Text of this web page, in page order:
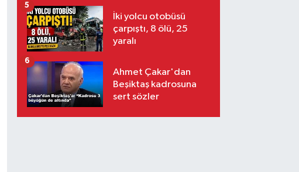
İki yolcu otobüsü
çarpıştı, 8 ölü, 25
yaralı
5
Ahmet Çakar'dan
Beşiktaş kadrosuna
sert sözler
6